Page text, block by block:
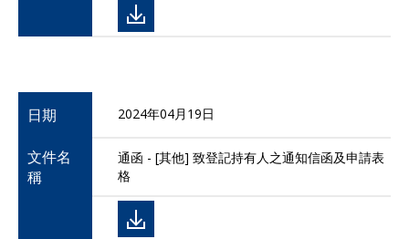
日期 2024年04月19日
文件名
稱
通函 - [其他] 致登記持有人之通知信函及申請表
格